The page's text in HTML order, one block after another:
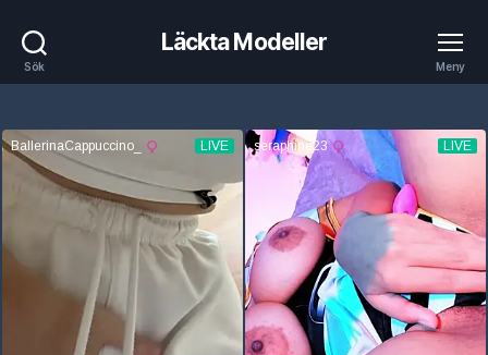
Sök
Läckta Modeller
Meny